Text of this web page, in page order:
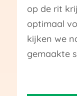
op de rit
optimaal
kijken we
gemaakte